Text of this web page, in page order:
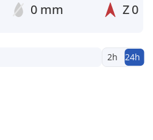
0 mm Z0
2h 24h